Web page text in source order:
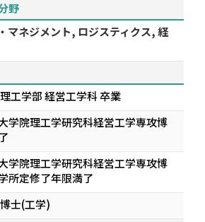
野
マネジメント, ロジスティクス, 経
工学部 経営工学科 卒業
学院理工学研究科経営工学専攻博
学院理工学研究科経営工学専攻博
所定修了年限満了
士(工学)